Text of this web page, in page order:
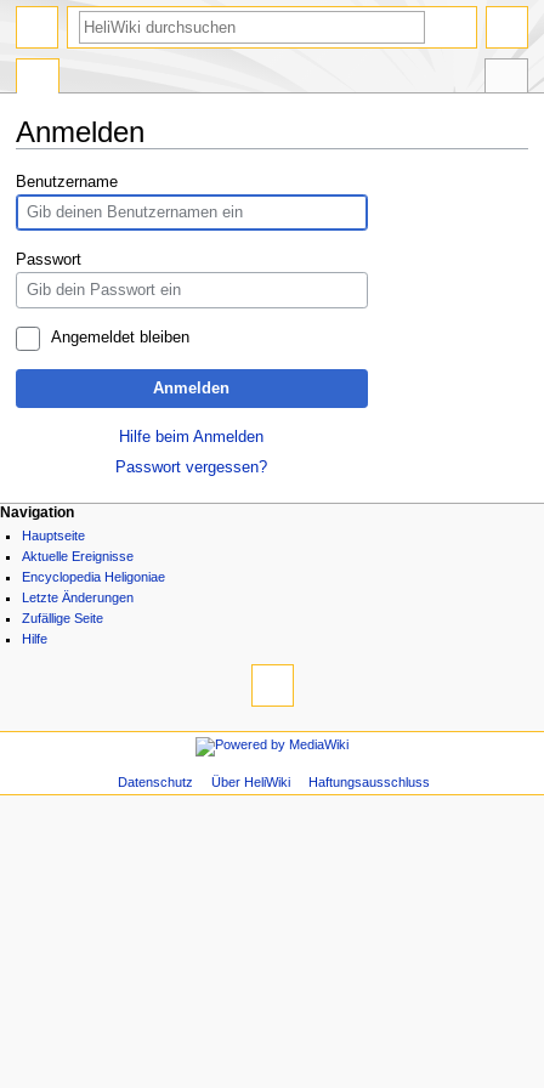
Anmelden
Zur
Navigation
springen
Zur
Suche
springen
Benutzername
Passwort
Angemeldet bleiben
Anmelden
Hilfe beim Anmelden
Passwort vergessen?
Navigation
Hauptseite
Aktuelle Ereignisse
Encyclopedia Heligoniae
Letzte Änderungen
Zufällige Seite
Hilfe
Datenschutz Über HeliWiki Haftungsausschluss